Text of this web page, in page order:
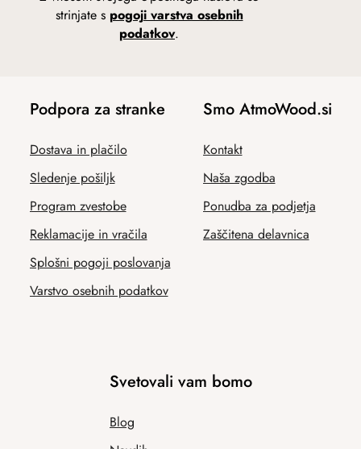
strinjate s pogoji varstva osebnih
podatkov.
Podpora za stranke
Dostava in plačilo
Sledenje pošiljk
Program zvestobe
Reklamacije in vračila
Splošni pogoji poslovanja
Varstvo osebnih podatkov
Smo AtmoWood.si
Kontakt
Naša zgodba
Ponudba za podjetja
Zaščitena delavnica
Svetovali vam bomo
Blog